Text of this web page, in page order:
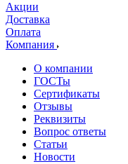
Акции
Доставка
Оплата
Компания
О компании
ГОСТы
Сертификаты
Отзывы
Реквизиты
Вопрос ответы
Статьи
Новости